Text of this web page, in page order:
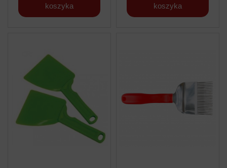
koszyka
koszyka